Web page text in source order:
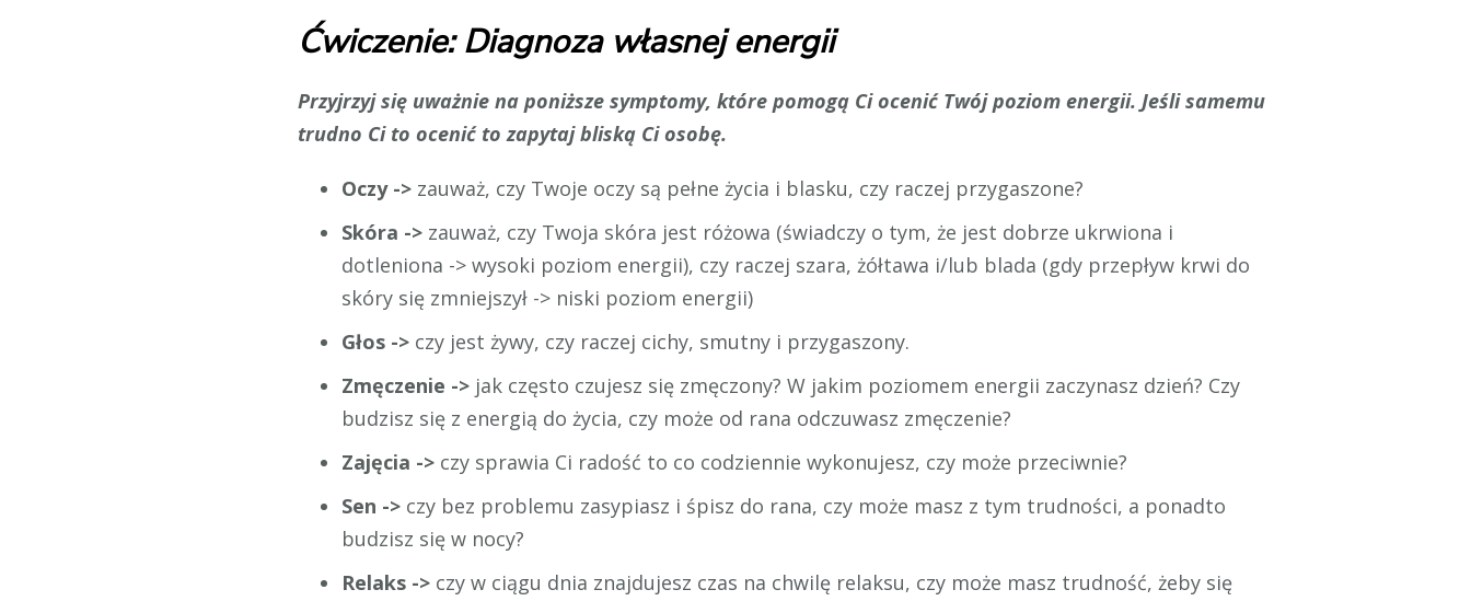
Ćwiczenie: Diagnoza własnej energii
Przyjrzyj się uważnie na poniższe symptomy, które pomogą Ci ocenić Twój poziom energii. Jeśli samemu
trudno Ci to ocenić to zapytaj bliską Ci osobę.
Oczy -> zauważ, czy Twoje oczy są pełne życia i blasku, czy raczej przygaszone?
Skóra -> zauważ, czy Twoja skóra jest różowa (świadczy o tym, że jest dobrze ukrwiona i
dotleniona -> wysoki poziom energii), czy raczej szara, żółtawa i/lub blada (gdy przepływ krwi do
skóry się zmniejszył -> niski poziom energii)
Głos -> czy jest żywy, czy raczej cichy, smutny i przygaszony.
Zmęczenie -> jak często czujesz się zmęczony? W jakim poziomem energii zaczynasz dzień? Czy
budzisz się z energią do życia, czy może od rana odczuwasz zmęczenie?
Zajęcia -> czy sprawia Ci radość to co codziennie wykonujesz, czy może przeciwnie?
Sen -> czy bez problemu zasypiasz i śpisz do rana, czy może masz z tym trudności, a ponadto
budzisz się w nocy?
Relaks -> czy w ciągu dnia znajdujesz czas na chwilę relaksu, czy może masz trudność, żeby się